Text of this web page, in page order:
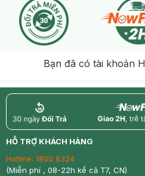
Bạn đã có tài khoản
return nowfree
HỖ TRỢ KHÁCH HÀNG
Hotline: 1800 6324
(Miễn phí , 08-22h kể cả T7, CN)